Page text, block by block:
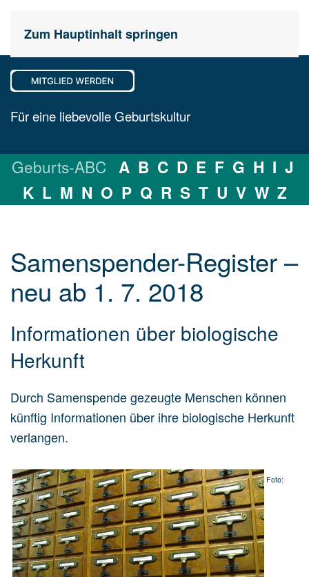
Zum Hauptinhalt springen
Für eine liebevolle Geburtskultur
Geburts-ABC A B C D E F G H I J
K L M N O P Q R S T U V W Z
Samenspender-Re­gi­ster –
neu ab 1. 7. 2018
Informationen über biologische
Herkunft
Durch Samenspende gezeugte Menschen können
künftig Informationen über ihre biologische Herkunft
verlangen.
Foto: